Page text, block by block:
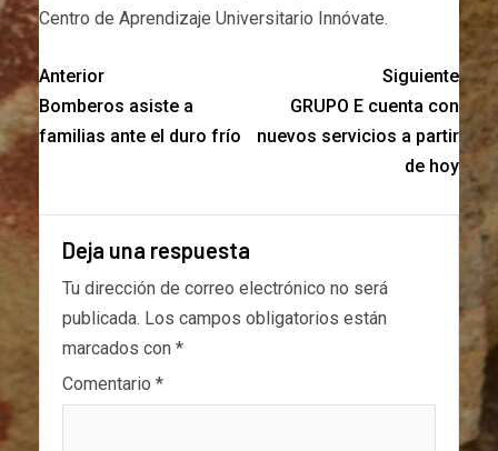
Centro de Aprendizaje Universitario Innóvate.
Anterior
Bomberos asiste a
familias ante el duro frío
Siguiente
GRUPO E cuenta con
nuevos servicios a partir
de hoy
Deja una respuesta
Tu dirección de correo electrónico no será
publicada. Los campos obligatorios están
marcados con *
Comentario *